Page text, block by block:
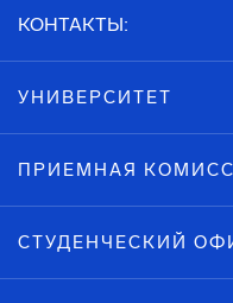
КОНТАКТЫ:
УНИВЕРСИТЕТ
ПРИЕМНАЯ
СТУДЕНЧЕСКИЙ